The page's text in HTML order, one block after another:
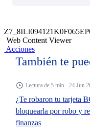
permiten acumular
pueden ser
otros beneficios,
frecuentemente.
Web Content Viewer
Acciones
También te
¿Te robaron tu tarjeta
bloquearla por robo y
finanzas
Lectura de 5 min · 24 Jun